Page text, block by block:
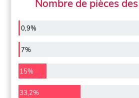
Nombre de pièces
0,9%
7%
15%
33,2%